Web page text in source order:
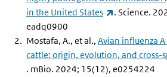
in the United States
(externe link)
. Science.
eadq0900
Mostafa, A., et al., Avian influenza
cattle: origin, evolution, and cross-
(externe link)
. mBio. 2024; 15(12), e0254224